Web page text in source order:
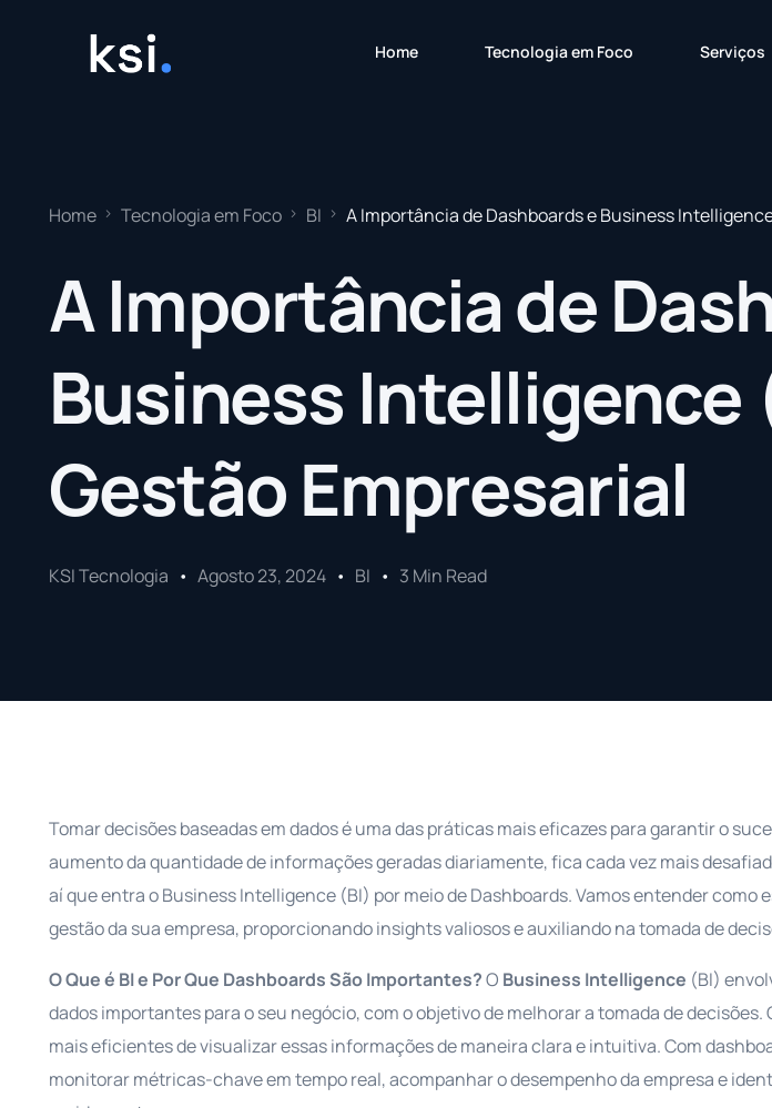
Home Tecnologia em Foco Serviços
Home Tecnologia em Foco BI A Importância de Dashboards e Business
A Importância de
Business Intelligence
Gestão Empresarial
KSI Tecnologia Agosto 23, 2024 BI 3 Min Read
Tomar decisões baseadas em dados é uma das práticas mais eficazes para garantir o
aumento da quantidade de informações geradas diariamente, fica cada vez mais
aí que entra o Business Intelligence (BI) por meio de Dashboards. Vamos entender como
gestão da sua empresa, proporcionando insights valiosos e auxiliando na tomada de
O Que é BI e Por Que Dashboards São Importantes?O Business Intelligence (BI)
dados importantes para o seu negócio, com o objetivo de melhorar a tomada de decisões.
mais eficientes de visualizar essas informações de maneira clara e intuitiva. Com
monitorar métricas-chave em tempo real, acompanhar o desempenho da empresa e